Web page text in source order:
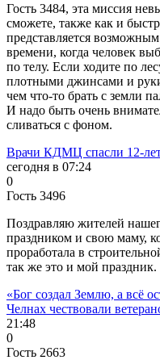
Гость 3484, эта миссия
сможете, также как и
представляется
времени, когда человек
по телу. Если ходите по
плотными джинсами и
чем что-то брать с земли
И надо быть очень
сливаться с фоном.
Врачи КДМЦ спасли 12-
сегодня в 07:24
0
Гость 3496
Поздравляю жителей
праздником и свою маму,
проработала в
так же это и мой праздник.
«Бог создал Землю, а всё
Челнах чествовали
21:48
0
Гость 2663